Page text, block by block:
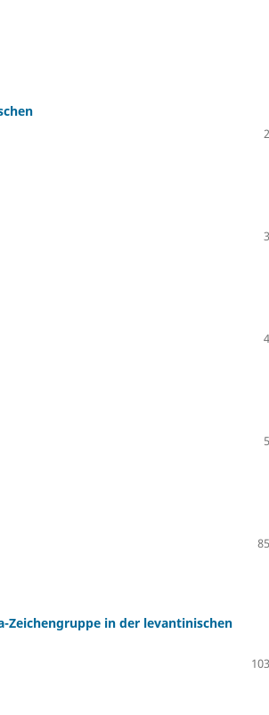
Zeichengruppe in der levantinischen